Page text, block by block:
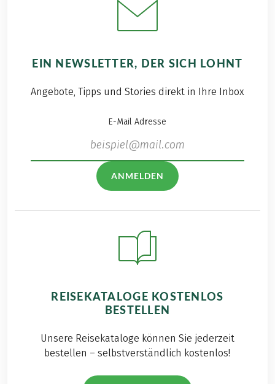
EIN NEWSLETTER, DER SICH LOHNT
Angebote, Tipps und Stories direkt in Ihre Inbox
E-Mail Adresse
ANMELDEN
REISEKATALOGE KOSTENLOS
BESTELLEN
Unsere Reisekataloge können Sie jederzeit
bestellen – selbstverständlich kostenlos!